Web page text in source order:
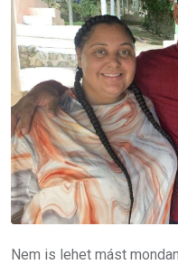
Nem is lehet mást